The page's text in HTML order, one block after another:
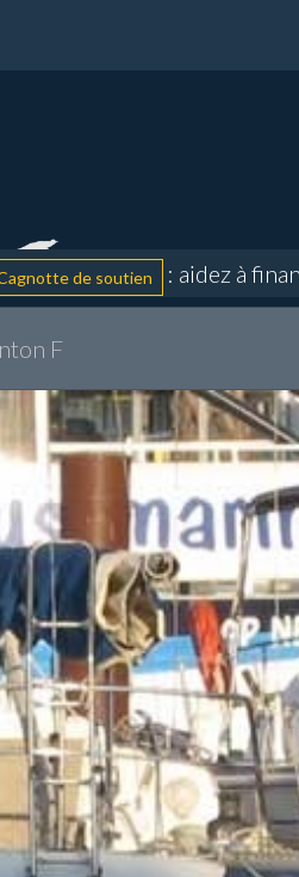
soutien : aidez à financer la
F